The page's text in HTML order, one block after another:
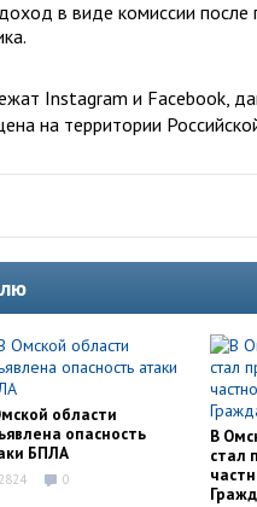
в виде комиссии
Instagram и Facebook,
на территории
области
опасность
БПЛА
2824 0
В
стал